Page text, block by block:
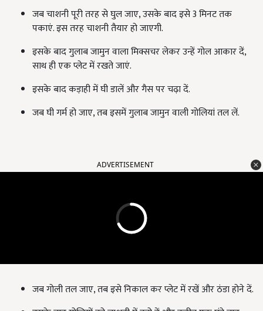
जब चाशनी पूरी तरह से घुल जाए, उसके बाद इसे 3 मिनट तक
पकाएं. इस तरह चाशनी तैयार हो जाएगी.
इसके बाद गुलाब जामुन वाला मिक्सचर लेकर उन्हें गोल आकार दें,
साथ ही एक प्लेट में रखते जाएं.
इसके बाद कड़ाही में घी डालें और गैस पर चढ़ा दें.
जब घी गर्म हो जाए, तब इसमें गुलाब जामुन वाली गोलियां तल लें.
ADVERTISEMENT
जब गोली तल जाए, तब इसे निकाल कर प्लेट में रखें और ठंडा होने दें.